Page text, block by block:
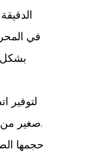
في
بشكل
صغير من الفشل. في التطبيقات عالية الطلب مثل السيارات أو الأجهزة الطبية ، تعتبر الموثوقية حاسمة ، وتوفر الموصلات الدقيقة اتصالات آمنة للحفاظ على الأداء.
حجمها